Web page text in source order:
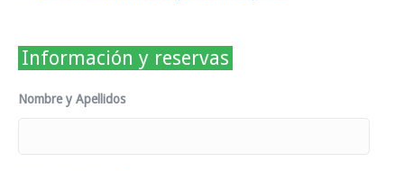
Información y reservas
Nombre y Apellidos